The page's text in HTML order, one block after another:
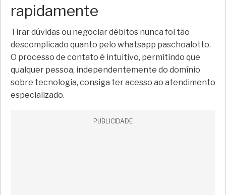
rapidamente
Tirar dúvidas ou negociar débitos nunca foi tão
descomplicado quanto pelo whatsapp paschoalotto.
O processo de contato é intuitivo, permitindo que
qualquer pessoa, independentemente do domínio
sobre tecnologia, consiga ter acesso ao atendimento
especializado.
PUBLICIDADE